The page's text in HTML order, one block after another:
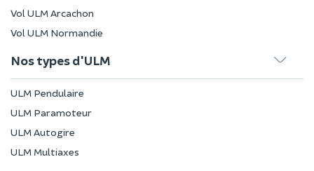
Vol ULM Arcachon
Vol ULM Normandie
Nos types d'ULM
ULM Pendulaire
ULM Paramoteur
ULM Autogire
ULM Multiaxes